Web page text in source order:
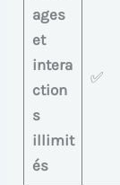
ages
et
intera
ction
s
illimit
és
✅